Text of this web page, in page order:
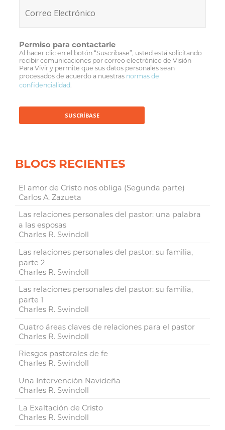
Permiso para contactarle
Al hacer clic en el botón “Suscríbase”, usted está solicitando
recibir comunicaciones por correo electrónico de Visión
Para Vivir y permite que sus datos personales sean
procesados de acuerdo a nuestras normas de
confidencialidad.
BLOGS RECIENTES
El amor de Cristo nos obliga (Segunda parte)
Carlos A. Zazueta
Las relaciones personales del pastor: una palabra
a las esposas
Charles R. Swindoll
Las relaciones personales del pastor: su familia,
parte 2
Charles R. Swindoll
Las relaciones personales del pastor: su familia,
parte 1
Charles R. Swindoll
Cuatro áreas claves de relaciones para el pastor
Charles R. Swindoll
Riesgos pastorales de fe
Charles R. Swindoll
Una Intervención Navideña
Charles R. Swindoll
La Exaltación de Cristo
Charles R. Swindoll